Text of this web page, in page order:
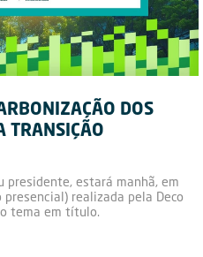
DOS
TRANSIÇÃO
presidente, estará manhã, em
realizada pela Deco
tema em título.